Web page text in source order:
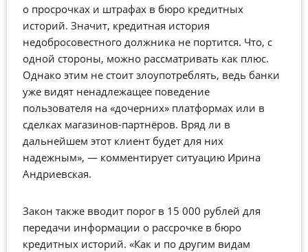
о просрочках и штрафах в бюро кредитных
историй. Значит, кредитная история
недобросовестного должника не портится. Что, с
одной стороны, можно рассматривать как плюс.
Однако этим не стоит злоупотреблять, ведь банки
уже видят ненадлежащее поведение
пользователя на «дочерних» платформах или в
сделках магазинов-партнёров. Вряд ли в
дальнейшем этот клиент будет для них
надежным», — комментирует ситуацию Ирина
Андриевская.
Закон также вводит порог в 15 000 рублей для
передачи информации о рассрочке в бюро
кредитных историй. «Как и по другим видам